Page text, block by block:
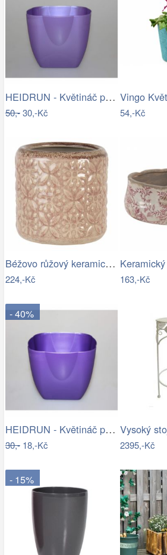
HEIDRUN - Květináč plast 16x16cm různé…
50,-30,-Kč 54,-Kč
Béžovo růžový keramický květináč se…
224,-Kč 163,-Kč
- 40%
HEIDRUN - Květináč plast 13x13cm různé…
30,-18,-Kč 2395,-Kč
- 15%